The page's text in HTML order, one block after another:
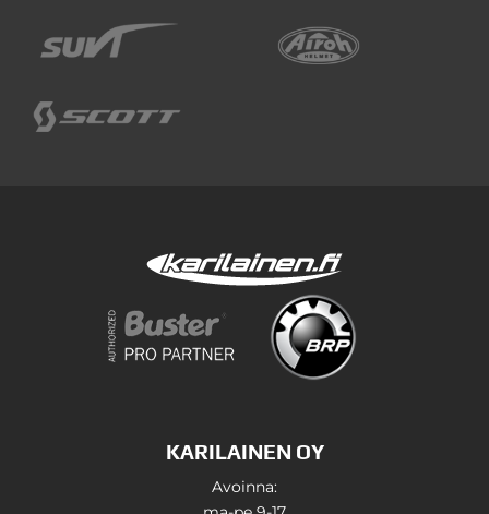
KARILAINEN OY
Avoinna: